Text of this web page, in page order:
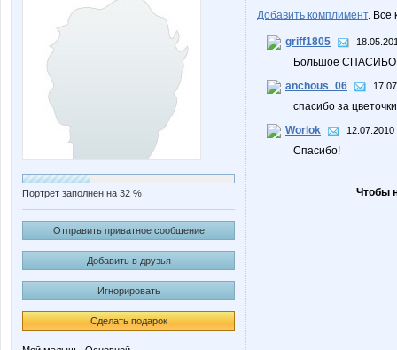
Портрет заполнен на 32 %
Отправить приватное сообщение
Добавить в друзья
Игнорировать
Сделать подарок
Добавить комплимент. Все
griff1805
Большое СПАСИБО
anchous_06
спасибо за
Worlok
12.07.2010
Спасибо!
Чтобы